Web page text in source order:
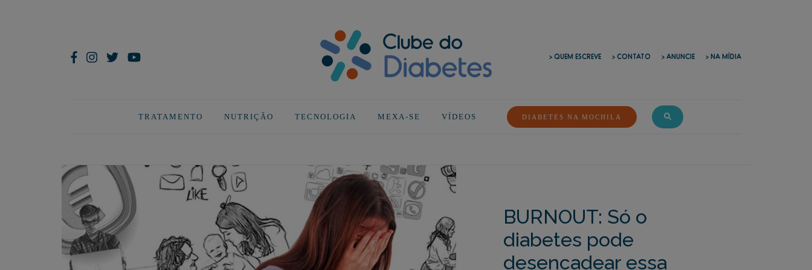
> QUEM ESCREVE > CONTATO > ANUNCIE > NA MÍDIA
TRATAMENTO NUTRIÇÃO TECNOLOGIA MEXA-SE VÍDEOS DIABETES NA MOCHILA
BURNOUT: Só o
diabetes pode
desencadear essa